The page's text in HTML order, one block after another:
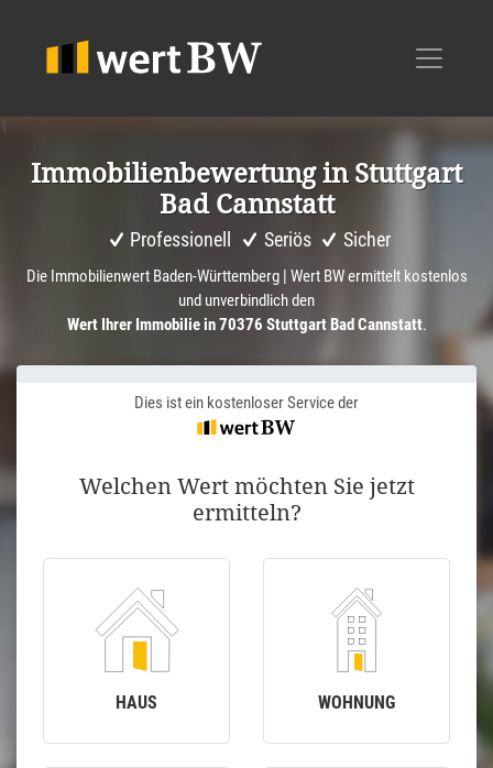
1
Immobi­li­en­be­wer­tung in Stuttgart
Bad Cannstatt
Professionell Seriös Sicher
Die Immobilienwert Baden-Württemberg | Wert BW ermittelt kostenlos
und unverbindlich den
Wert Ihrer Immobilie in 70376 Stuttgart Bad Cannstatt.
Dies ist ein kostenloser Service der
Welchen Wert möchten Sie jetzt
ermitteln?
HAUS WOHNUNG